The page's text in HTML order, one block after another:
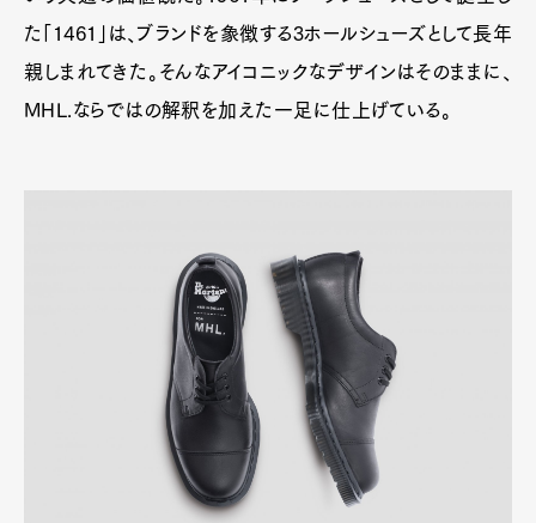
た「1461」は、ブランドを象徴する3ホールシューズとして長年
親しまれてきた。そんなアイコニックなデザインはそのままに、
MHL.ならではの解釈を加えた一足に仕上げている。